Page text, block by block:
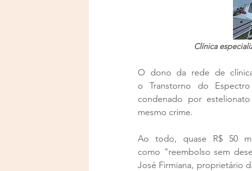
Clínica
O dono da rede de
o Transtorno do
condenado por
mesmo crime.
Ao todo, quase R$ 50
como "reembolso sem
José Firmiana, proprietário